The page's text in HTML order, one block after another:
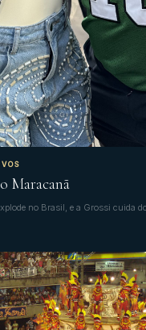
Maracanã
no Brasil, e a Grossi cuida